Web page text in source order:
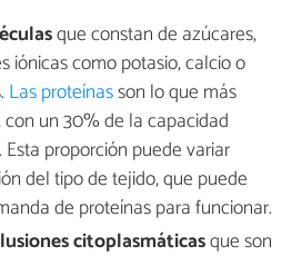
que constan de azúcares,
iónicas como potasio, calcio o
Las proteínasson lo que más
un 30% de la capacidad
proporción puede variar
del tipo de tejido, que puede
de proteínas para funcionar.
citoplasmáticasque son